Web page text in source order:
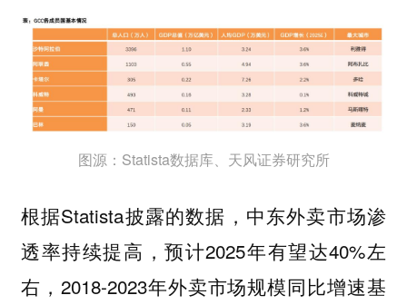
图源：Statista数据库、天风证券研究所
根据Statista披露的数据， 中东外卖市场渗
透率持续提高，预计2025年有望达40%左
右，2018-2023年外卖市场规模同比增速基